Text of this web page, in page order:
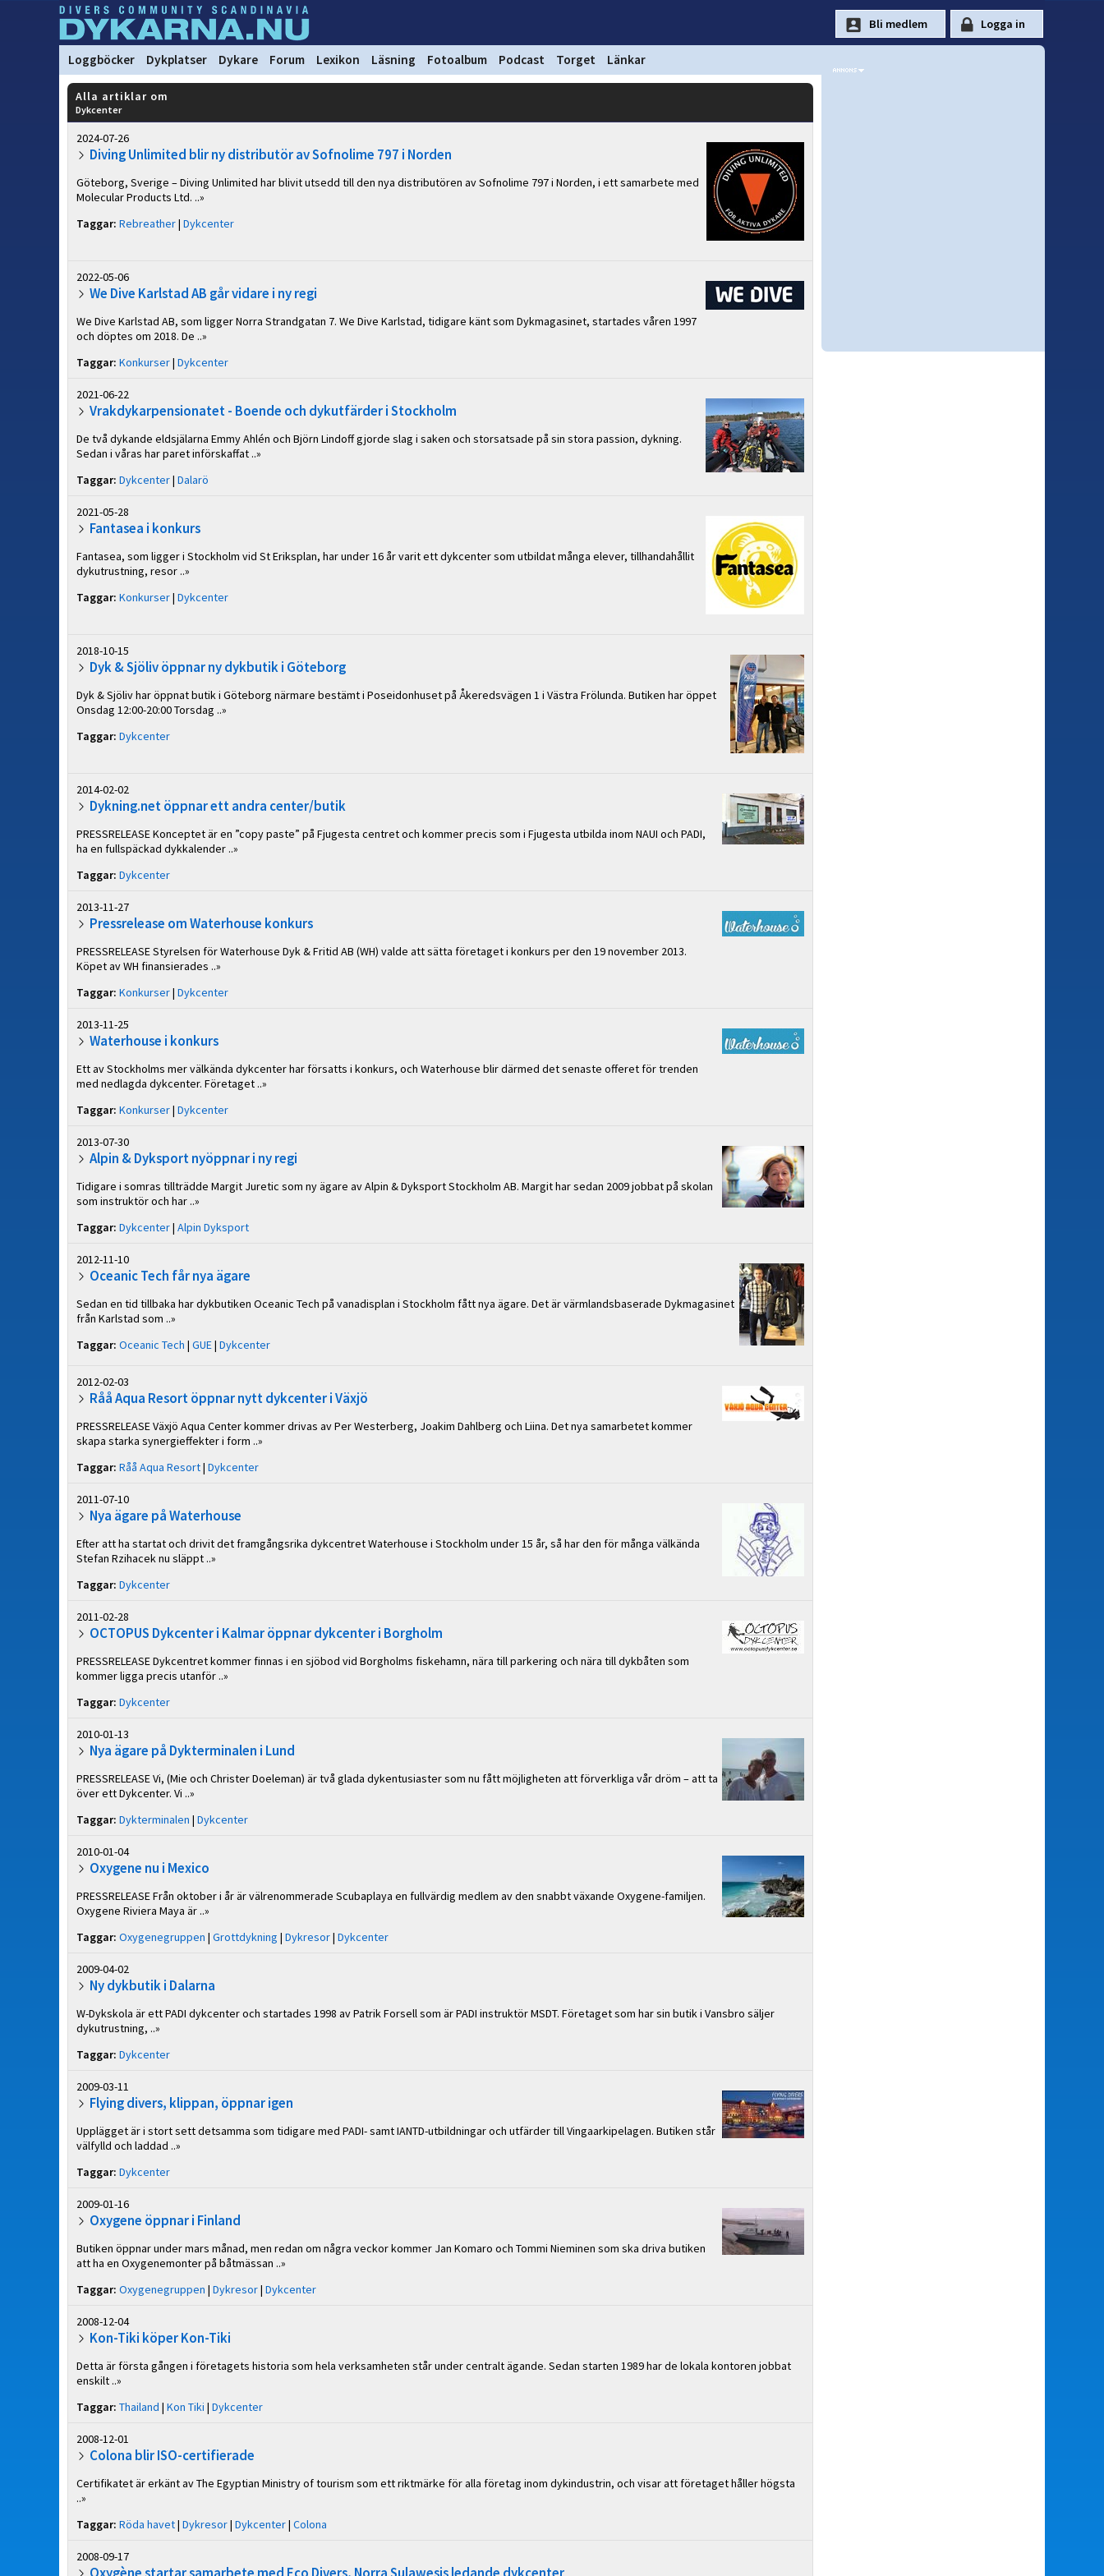
Loggböcker Dykplatser Dykare Forum Lexikon Läsning Fotoalbum Podcast Torget Länkar
Alla artiklar om
Dykcenter
2024-07-26
Diving Unlimited blir ny distributör av Sofnolime 797 i Norden
Göteborg, Sverige – Diving Unlimited har blivit utsedd till den nya distributören av Sofnolime 797 i Norden, i ett samarbete med
Molecular Products Ltd. ..»
Taggar: Rebreather| Dykcenter
2022-05-06
We Dive Karlstad AB går vidare i ny regi
We Dive Karlstad AB, som ligger Norra Strandgatan 7. We Dive Karlstad, tidigare känt som Dykmagasinet, startades våren 1997
och döptes om 2018. De ..»
Taggar: Konkurser| Dykcenter
2021-06-22
Vrakdykarpensionatet - Boende och dykutfärder i Stockholm
De två dykande eldsjälarna Emmy Ahlén och Björn Lindoff gjorde slag i saken och storsatsade på sin stora passion, dykning.
Sedan i våras har paret införskaffat ..»
Taggar: Dykcenter| Dalarö
2021-05-28
Fantasea i konkurs
Fantasea, som ligger i Stockholm vid St Eriksplan, har under 16 år varit ett dykcenter som utbildat många elever, tillhandahållit
dykutrustning, resor ..»
Taggar: Konkurser| Dykcenter
2018-10-15
Dyk & Sjöliv öppnar ny dykbutik i Göteborg
Dyk & Sjöliv har öppnat butik i Göteborg närmare bestämt i Poseidonhuset på Åkeredsvägen 1 i Västra Frölunda. Butiken har öppet
Onsdag 12:00-20:00 Torsdag ..»
Taggar: Dykcenter
2014-02-02
Dykning.net öppnar ett andra center/butik
PRESSRELEASE Konceptet är en ”copy paste” på Fjugesta centret och kommer precis som i Fjugesta utbilda inom NAUI och PADI,
ha en fullspäckad dykkalender ..»
Taggar: Dykcenter
2013-11-27
Pressrelease om Waterhouse konkurs
PRESSRELEASE Styrelsen för Waterhouse Dyk & Fritid AB (WH) valde att sätta företaget i konkurs per den 19 november 2013.
Köpet av WH finansierades ..»
Taggar: Konkurser| Dykcenter
2013-11-25
Waterhouse i konkurs
Ett av Stockholms mer välkända dykcenter har försatts i konkurs, och Waterhouse blir därmed det senaste offeret för trenden
med nedlagda dykcenter. Företaget ..»
Taggar: Konkurser| Dykcenter
2013-07-30
Alpin & Dyksport nyöppnar i ny regi
Tidigare i somras tillträdde Margit Juretic som ny ägare av Alpin & Dyksport Stockholm AB. Margit har sedan 2009 jobbat på skolan
som instruktör och har ..»
Taggar: Dykcenter| Alpin Dyksport
2012-11-10
Oceanic Tech får nya ägare
Sedan en tid tillbaka har dykbutiken Oceanic Tech på vanadisplan i Stockholm fått nya ägare. Det är värmlandsbaserade Dykmagasinet
från Karlstad som ..»
Taggar: Oceanic Tech | GUE| Dykcenter
2012-02-03
Råå Aqua Resort öppnar nytt dykcenter i Växjö
PRESSRELEASE Växjö Aqua Center kommer drivas av Per Westerberg, Joakim Dahlberg och Liina. Det nya samarbetet kommer
skapa starka synergieffekter i form ..»
Taggar: Råå Aqua Resort| Dykcenter
2011-07-10
Nya ägare på Waterhouse
Efter att ha startat och drivit det framgångsrika dykcentret Waterhouse i Stockholm under 15 år, så har den för många välkända
Stefan Rzihacek nu släppt ..»
Taggar: Dykcenter
2011-02-28
OCTOPUS Dykcenter i Kalmar öppnar dykcenter i Borgholm
PRESSRELEASE Dykcentret kommer finnas i en sjöbod vid Borgholms fiskehamn, nära till parkering och nära till dykbåten som
kommer ligga precis utanför ..»
Taggar: Dykcenter
2010-01-13
Nya ägare på Dykterminalen i Lund
PRESSRELEASE Vi, (Mie och Christer Doeleman) är två glada dykentusiaster som nu fått möjligheten att förverkliga vår dröm – att ta
över ett Dykcenter. Vi ..»
Taggar: Dykterminalen | Dykcenter
2010-01-04
Oxygene nu i Mexico
PRESSRELEASE Från oktober i år är välrenommerade Scubaplaya en fullvärdig medlem av den snabbt växande Oxygene-familjen.
Oxygene Riviera Maya är ..»
Taggar: Oxygenegruppen | Grottdykning | Dykresor| Dykcenter
2009-04-02
Ny dykbutik i Dalarna
W-Dykskola är ett PADI dykcenter och startades 1998 av Patrik Forsell som är PADI instruktör MSDT. Företaget som har sin butik i Vansbro säljer
dykutrustning, ..»
Taggar: Dykcenter
2009-03-11
Flying divers, klippan, öppnar igen
Upplägget är i stort sett detsamma som tidigare med PADI- samt IANTD-utbildningar och utfärder till Vingaarkipelagen. Butiken står
välfylld och laddad ..»
Taggar: Dykcenter
2009-01-16
Oxygene öppnar i Finland
Butiken öppnar under mars månad, men redan om några veckor kommer Jan Komaro och Tommi Nieminen som ska driva butiken
att ha en Oxygenemonter på båtmässan ..»
Taggar: Oxygenegruppen | Dykresor| Dykcenter
2008-12-04
Kon-Tiki köper Kon-Tiki
Detta är första gången i företagets historia som hela verksamheten står under centralt ägande. Sedan starten 1989 har de lokala kontoren jobbat
enskilt ..»
Taggar: Thailand | Kon Tiki | Dykcenter
2008-12-01
Colona blir ISO-certifierade
Certifikatet är erkänt av The Egyptian Ministry of tourism som ett riktmärke för alla företag inom dykindustrin, och visar att företaget håller högsta
..»
Taggar: Röda havet| Dykresor| Dykcenter| Colona
2008-09-17